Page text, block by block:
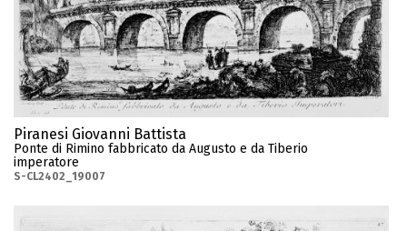
Piranesi Giovanni Battista
Ponte di Rimino fabbricato da Augusto e da Tiberio
imperatore
S-CL2402_19007